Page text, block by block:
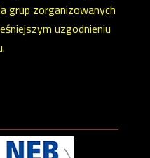
grup zorganizowanych
uzgodnieniu